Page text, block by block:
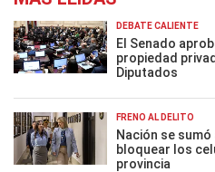
DEBATE CALIENTE
El Senado
propiedad
Diputados
FRENO AL DELITO
Nación se
bloquear los
provincia